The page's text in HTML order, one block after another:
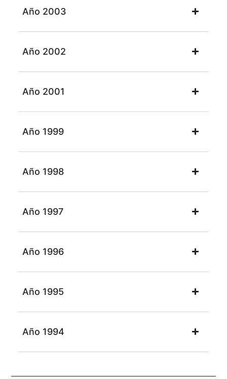
Año 2003
Año 2002
Año 2001
Año 1999
Año 1998
Año 1997
Año 1996
Año 1995
Año 1994